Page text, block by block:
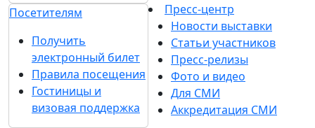
Посетителям
Получить
электронный билет
Правила посещения
Гостиницы и
визовая поддержка
Пресс-центр
Новости выставки
Статьи участников
Пресс-релизы
Фото и видео
Для СМИ
Аккредитация СМИ